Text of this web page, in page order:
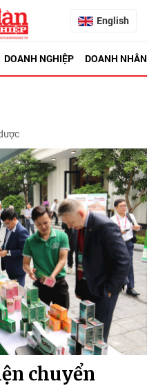
English
DOANH NGHIỆP DOANH NHÂN
chuyển